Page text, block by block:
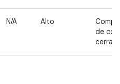
N/A Alto
de